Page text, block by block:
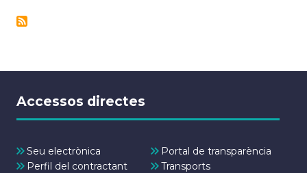
Accessos directes
Seu electrònica
Portal de transparència
Perfil del contractant
Transports